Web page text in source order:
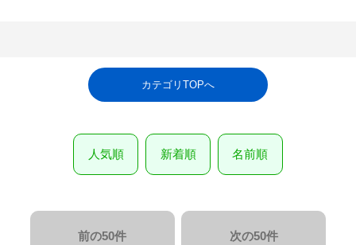
カテゴリTOPへ
人気順 新着順 名前順
前の50件 次の50件